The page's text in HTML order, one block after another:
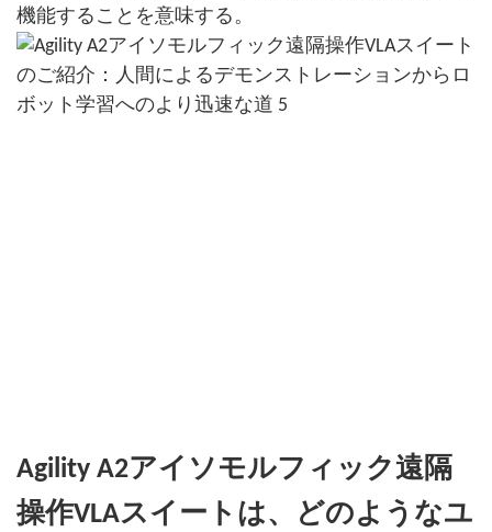
機能することを意味する。
Agility A2アイソモルフィック遠隔
操作VLAスイートは、どのようなユ